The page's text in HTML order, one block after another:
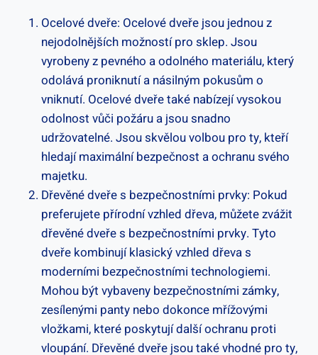
Ocelové dveře: Ocelové dveře jsou jednou z
nejodolnějších možností pro sklep. Jsou
vyrobeny z pevného a odolného materiálu, který
odolává proniknutí a násilným pokusům o
vniknutí. Ocelové dveře také nabízejí vysokou
odolnost vůči požáru a jsou snadno
udržovatelné. Jsou skvělou volbou pro ty, kteří
hledají maximální bezpečnost a ochranu svého
majetku.
Dřevěné dveře s bezpečnostními prvky: Pokud
preferujete přírodní vzhled dřeva, můžete zvážit
dřevěné dveře s bezpečnostními prvky. Tyto
dveře kombinují klasický vzhled dřeva s
moderními bezpečnostními technologiemi.
Mohou být vybaveny bezpečnostními zámky,
zesílenými panty nebo dokonce mřížovými
vložkami, které poskytují další ochranu proti
vloupání. Dřevěné dveře jsou také vhodné pro ty,